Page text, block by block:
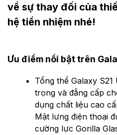
về sự thay đối của
hệ tiền nhiệm nhé!
Ưu điểm nổi bật trên
Tổng thể Galaxy
trọng và đẳng cấp
dụng chất liệu cao
Mặt lưng điện thoại
cường lực Gorilla